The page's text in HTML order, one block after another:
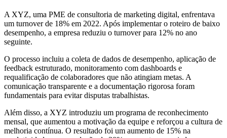
A XYZ, uma PME de consultoria de marketing digital, enfrentava
um turnover de 18% em 2022. Após implementar o roteiro de baixo
desempenho, a empresa reduziu o turnover para 12% no ano
seguinte.
O processo incluiu a coleta de dados de desempenho, aplicação de
feedback estruturado, monitoramento com dashboards e
requalificação de colaboradores que não atingiam metas. A
comunicação transparente e a documentação rigorosa foram
fundamentais para evitar disputas trabalhistas.
Além disso, a XYZ introduziu um programa de reconhecimento
mensal, que aumentou a motivação da equipe e reforçou a cultura de
melhoria contínua. O resultado foi um aumento de 15% na